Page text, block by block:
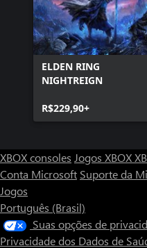
ELDEN RING
NIGHTREIGN
R$229,90+
XBOX consoles Jogos XBOX
Conta Microsoft Suporte da
Jogos
Português (Brasil)
Suas opções de
Privacidade dos Dados de